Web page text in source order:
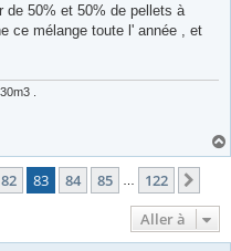
de 50% et 50% de pellets à
ce mélange toute l' année , et
.
82 83 84 85 122
Aller à